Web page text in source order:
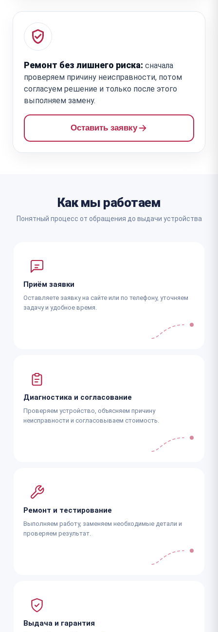
Ремонт без лишнего риска: сначала
проверяем причину неисправности, потом
согласуем решение и только после этого
выполняем замену.
Оставить заявку
Как мы работаем
Понятный процесс от обращения до выдачи устройства
Приём заявки
Оставляете заявку на сайте или по телефону, уточняем
задачу и удобное время.
Диагностика и согласование
Проверяем устройство, объясняем причину
неисправности и согласовываем стоимость.
Ремонт и тестирование
Выполняем работу, заменяем необходимые детали и
проверяем результат.
Выдача и гарантия